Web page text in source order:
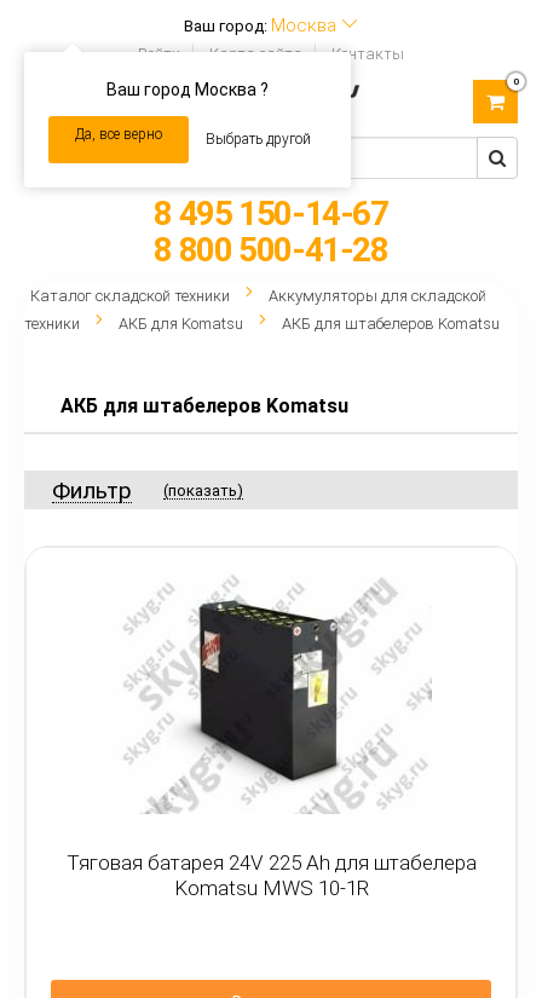
Ваш город: Москва
Ваш город Москва ?
Да, все верно Выбрать другой
Войти Карта сайта Контакты
navigation
0
8 495 150-14-67
8 800 500-41-28
Каталог складской техники
Аккумуляторы для складской
техники
АКБ для Komatsu АКБ для штабелеров Komatsu
АКБ для штабелеров Komatsu
Фильтр (показать)
Тяговая батарея 24V 225 Ah для штабелера
Komatsu MWS 10-1R